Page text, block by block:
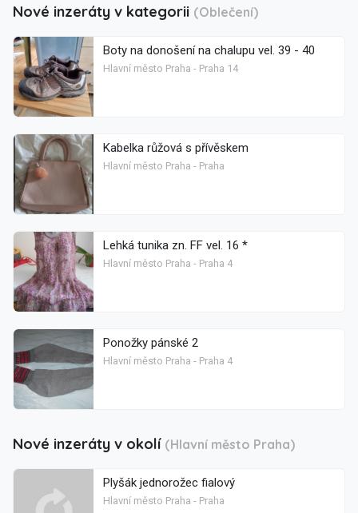
Nové inzeráty v kategorii (Oblečení)
Boty na donošení na chalupu vel. 39 - 40
Hlavní město Praha - Praha 14
Kabelka růžová s přívěskem
Hlavní město Praha - Praha
Lehká tunika zn. FF vel. 16 *
Hlavní město Praha - Praha 4
Ponožky pánské 2
Hlavní město Praha - Praha 4
Nové inzeráty v okolí (Hlavní město Praha)
Plyšák jednorožec fialový
Hlavní město Praha - Praha